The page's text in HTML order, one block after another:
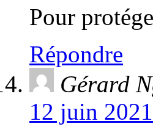
Pour
Répondre
Gérard
12 juin